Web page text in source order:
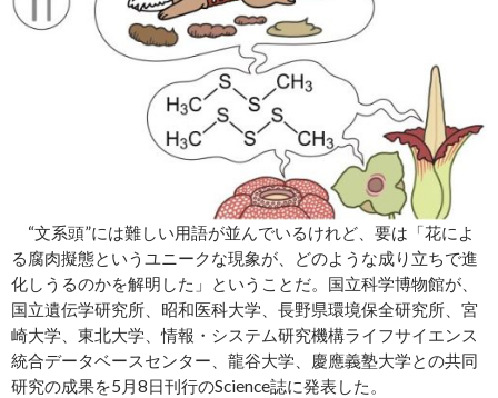
“文系頭”には難しい用語が並んでいるけれど、要は「花によ
る腐肉擬態というユニークな現象が、どのような成り立ちで進
化しうるのかを解明した」ということだ。国立科学博物館が、
国立遺伝学研究所、昭和医科大学、長野県環境保全研究所、宮
崎大学、東北大学、情報・システム研究機構ライフサイエンス
統合データベースセンター、龍谷大学、慶應義塾大学との共同
研究の成果を5月8日刊行のScience誌に発表した。